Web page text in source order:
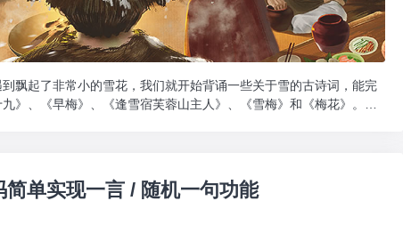
飘起了非常小的雪花，我们就开始背诵一些关于雪的古诗词，能完
》、《早梅》、《逢雪宿芙蓉山主人》、《雪梅》和《梅花》。索
单实现一言 / 随机一句功能